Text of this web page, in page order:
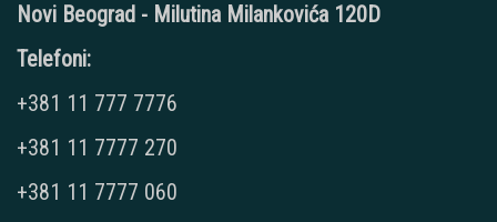
Novi Beograd - Milutina Milankovića 120D
Telefoni:
+381 11 777 7776
+381 11 7777 270
+381 11 7777 060